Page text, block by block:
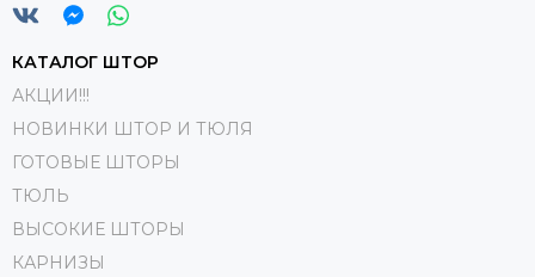
КАТАЛОГ ШТОР
АКЦИИ!!!
НОВИНКИ ШТОР И ТЮЛЯ
ГОТОВЫЕ ШТОРЫ
ТЮЛЬ
ВЫСОКИЕ ШТОРЫ
КАРНИЗЫ